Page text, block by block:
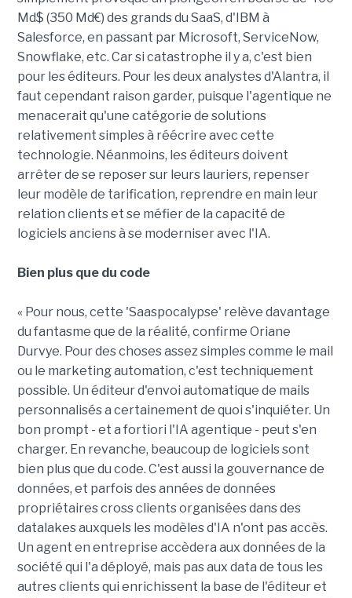
Md$ (350 Md€) des grands du SaaS, d'IBM à
Salesforce, en passant par Microsoft, ServiceNow,
Snowflake, etc. Car si catastrophe il y a, c'est bien
pour les éditeurs. Pour les deux analystes d'Alantra, il
faut cependant raison garder, puisque l'agentique ne
menacerait qu'une catégorie de solutions
relativement simples à réécrire avec cette
technologie. Néanmoins, les éditeurs doivent
arrêter de se reposer sur leurs lauriers, repenser
leur modèle de tarification, reprendre en main leur
relation clients et se méfier de la capacité de
logiciels anciens à se moderniser avec l'IA.
Bien plus que du code
« Pour nous, cette 'Saaspocalypse' relève davantage
du fantasme que de la réalité, confirme Oriane
Durvye. Pour des choses assez simples comme le mail
ou le marketing automation, c'est techniquement
possible. Un éditeur d'envoi automatique de mails
personnalisés a certainement de quoi s'inquiéter. Un
bon prompt - et a fortiori l'IA agentique - peut s'en
charger. En revanche, beaucoup de logiciels sont
bien plus que du code. C'est aussi la gouvernance de
données, et parfois des années de données
propriétaires cross clients organisées dans des
datalakes auxquels les modèles d'IA n'ont pas accès.
Un agent en entreprise accèdera aux données de la
société qui l'a déployé, mais pas aux data de tous les
autres clients qui enrichissent la base de l'éditeur et